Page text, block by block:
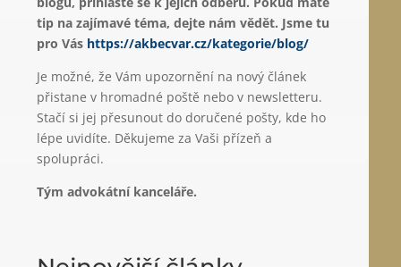
tip na zajímavé téma, dejte nám vědět. Jsme tu
pro Vás https://akbecvar.cz/kategorie/blog/
Je možné, že Vám upozornění na nový článek
přistane v hromadné poště nebo v newsletteru.
Stačí si jej přesunout do doručené pošty, kde ho
lépe uvidíte. Děkujeme za Vaši přízeň a
spolupráci.
Tým advokátní kanceláře.